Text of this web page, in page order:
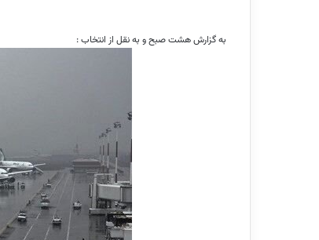
به گزارش هشت صبح و به نقل از انتخاب :